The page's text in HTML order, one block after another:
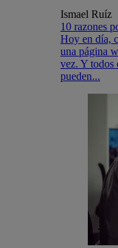
Ismael Ruíz
10 razones
Hoy en día,
una página
vez. Y todos
pueden...